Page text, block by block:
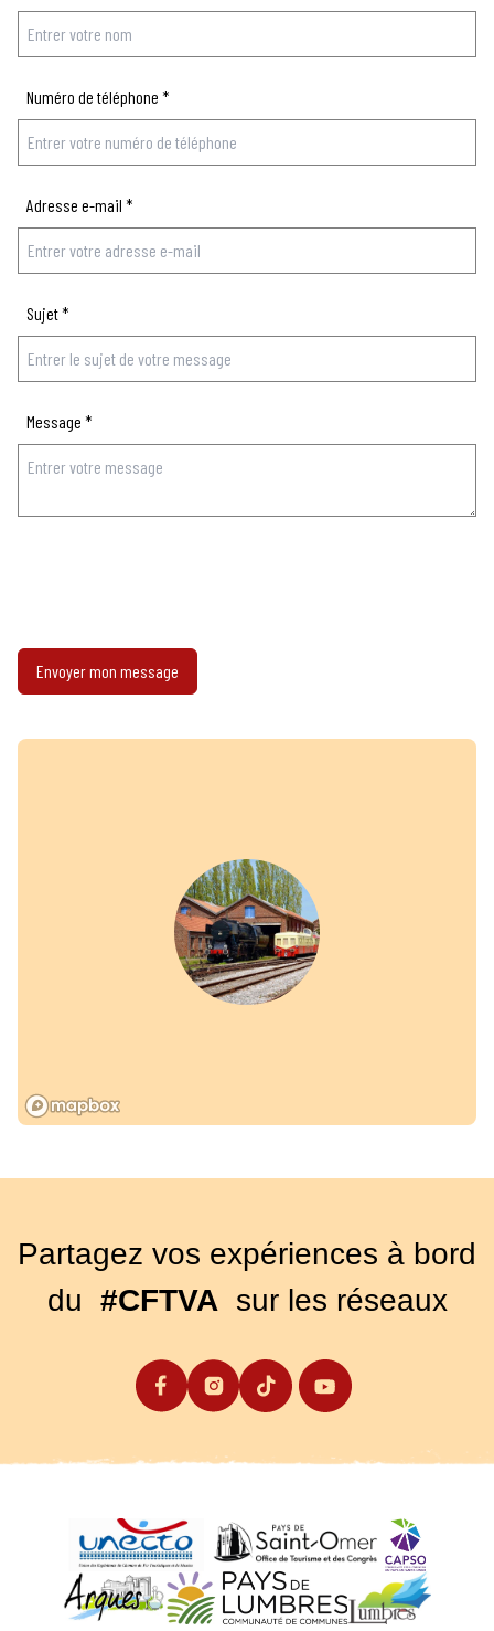
Numéro de téléphone *
Adresse e-mail *
Sujet*
Message *
Envoyer mon message
Partagez vos expériences à bord
du #CFTVA sur les réseaux